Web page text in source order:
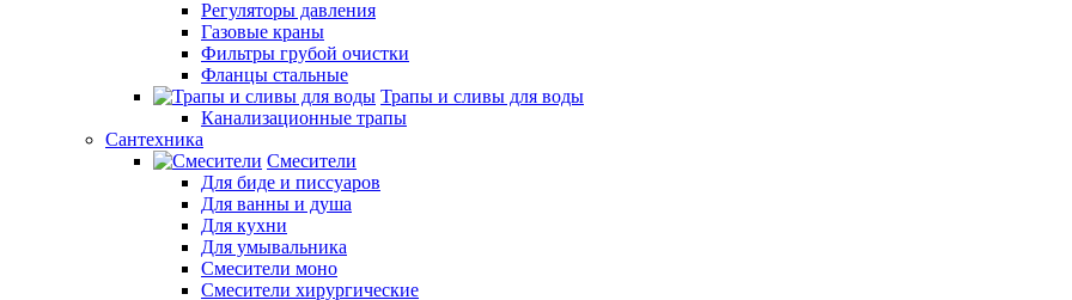
Регуляторы давления
Газовые краны
Фильтры грубой очистки
Фланцы стальные
Трапы и сливы для воды
Канализационные трапы
Сантехника
Смесители
Для биде и писсуаров
Для ванны и душа
Для кухни
Для умывальника
Смесители моно
Смесители хирургические